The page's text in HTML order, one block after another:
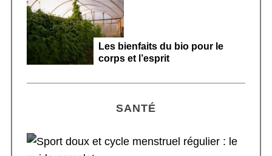
Les bienfaits du bio pour le
corps et l’esprit
SANTÉ